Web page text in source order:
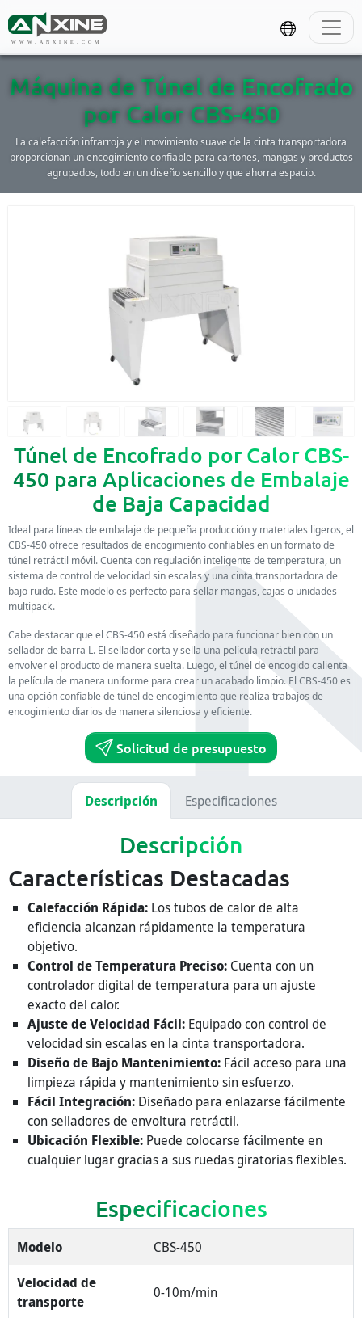
WWW.ANXINE.COM
Máquina de Túnel de Encofrado
por Calor CBS-450
La calefacción infrarroja y el movimiento suave de la cinta transportadora
proporcionan un encogimiento confiable para cartones, mangas y productos
agrupados, todo en un diseño sencillo y que ahorra espacio.
Túnel de Encofrado por Calor CBS-
450 para Aplicaciones de Embalaje
de Baja Capacidad
Ideal para líneas de embalaje de pequeña producción y materiales ligeros, el
CBS-450 ofrece resultados de encogimiento confiables en un formato de
túnel retráctil móvil. Cuenta con regulación inteligente de temperatura, un
sistema de control de velocidad sin escalas y una cinta transportadora de
bajo ruido. Este modelo es perfecto para sellar mangas, cajas o unidades
multipack.
Cabe destacar que el CBS-450 está diseñado para funcionar bien con un
sellador de barra L. El sellador corta y sella una película retráctil para
envolver el producto de manera suelta. Luego, el túnel de encogido calienta
la película de manera uniforme para crear un acabado limpio. El CBS-450 es
una opción confiable de túnel de encogimiento que realiza trabajos de
encogimiento diarios de manera silenciosa y eficiente.
Solicitud de presupuesto
Descripción Especificaciones
Descripción
Características Destacadas
Calefacción Rápida: Los tubos de calor de alta
eficiencia alcanzan rápidamente la temperatura
objetivo.
Control de Temperatura Preciso: Cuenta con un
controlador digital de temperatura para un ajuste
exacto del calor.
Ajuste de Velocidad Fácil: Equipado con control de
velocidad sin escalas en la cinta transportadora.
Diseño de Bajo Mantenimiento: Fácil acceso para una
limpieza rápida y mantenimiento sin esfuerzo.
Fácil Integración: Diseñado para enlazarse fácilmente
con selladores de envoltura retráctil.
Ubicación Flexible: Puede colocarse fácilmente en
cualquier lugar gracias a sus ruedas giratorias flexibles.
Especificaciones
Modelo
CBS-450
Velocidad de
transporte
0-10m/min